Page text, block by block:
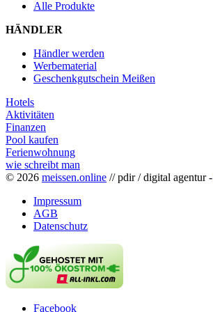
Alle Produkte
HÄNDLER
Händler werden
Werbematerial
Geschenkgutschein Meißen
Hotels
Aktivitäten
Finanzen
Pool kaufen
Ferienwohnung
wie schreibt man
© 2026 meissen.online // pdir / digital agentur -
Impressum
AGB
Datenschutz
Facebook